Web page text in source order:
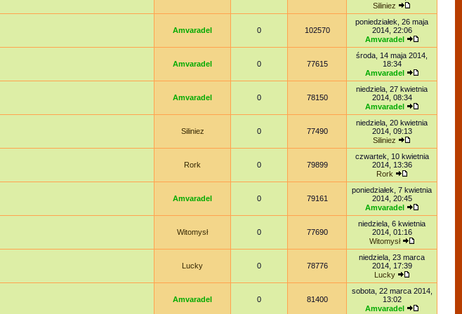
Siliniez
Amvaradel 0 102570
poniedziałek, 26 maja
2014, 22:06
Amvaradel
Amvaradel 0 77615
środa, 14 maja 2014,
18:34
Amvaradel
Amvaradel 0 78150
niedziela, 27 kwietnia
2014, 08:34
Amvaradel
Siliniez 0 77490
niedziela, 20 kwietnia
2014, 09:13
Siliniez
Rork 0 79899
czwartek, 10 kwietnia
2014, 13:36
Rork
Amvaradel 0 79161
poniedziałek, 7 kwietnia
2014, 20:45
Amvaradel
Witomysł 0 77690
niedziela, 6 kwietnia
2014, 01:16
Witomysł
Lucky 0 78776
niedziela, 23 marca
2014, 17:39
Lucky
Amvaradel 0 81400
sobota, 22 marca 2014,
13:02
Amvaradel